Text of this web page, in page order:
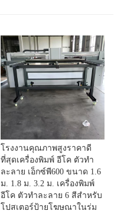
โรงงานคุณภาพสูงราคาดี
ที่สุดเครื่องพิมพ์ อีโค ตัวทำ
ละลาย เอ็กซ์พี600 ขนาด 1.6
ม. 1.8 ม. 3.2 ม. เครื่องพิมพ์
อีโค ตัวทำละลาย 6 สีสำหรับ
โปสเตอร์ป้ายโฆษณาในร่ม